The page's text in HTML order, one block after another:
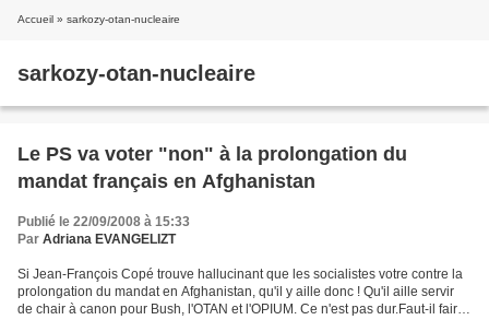
Accueil » sarkozy-otan-nucleaire
sarkozy-otan-nucleaire
Le PS va voter "non" à la prolongation du
mandat français en Afghanistan
Publié le 22/09/2008 à 15:33
Par Adriana EVANGELIZT
Si Jean-François Copé trouve hallucinant que les socialistes votre contre la
prolongation du mandat en Afghanistan, qu'il y aille donc ! Qu'il aille servir
de chair à canon pour Bush, l'OTAN et l'OPIUM. Ce n'est pas dur.Faut-il faire